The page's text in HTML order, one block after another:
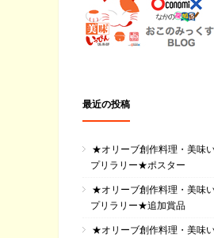
最近の投稿
★オリーブ創作料理・美味
プリラリー★ポスター
★オリーブ創作料理・美味
プリラリー★追加賞品
★オリーブ創作料理・美味